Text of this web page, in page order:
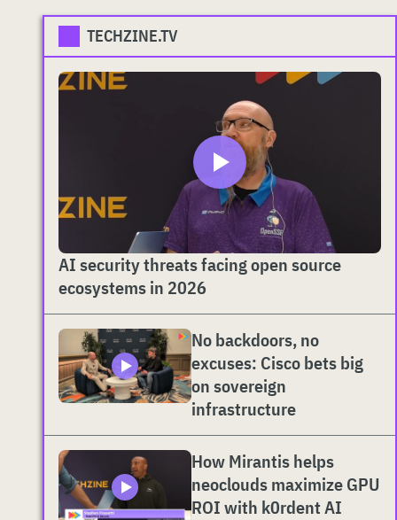
TECHZINE.TV
AI security threats facing open source
ecosystems in 2026
No backdoors, no
excuses: Cisco bets big
on sovereign
infrastructure
How Mirantis helps
neoclouds maximize GPU
ROI with k0rdent AI